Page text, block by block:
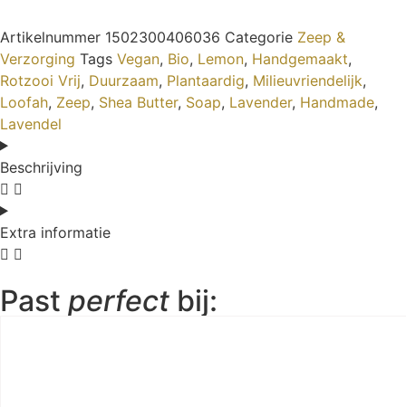
Artikelnummer 1502300406036 Categorie Zeep &
Verzorging Tags Vegan, Bio, Lemon, Handgemaakt,
Rotzooi Vrij, Duurzaam, Plantaardig, Milieuvriendelijk,
Loofah, Zeep, Shea Butter, Soap, Lavender, Handmade,
Lavendel
Beschrijving
Extra informatie
Past perfect bij: